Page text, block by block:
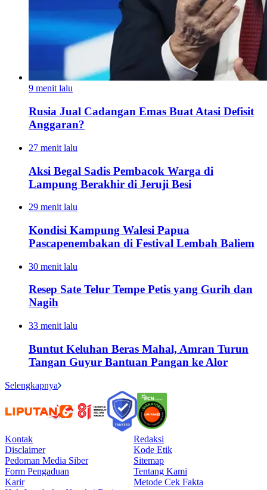
9 menit lalu
Rusia Jual Cadangan Emas Buat Atasi Defisit
Anggaran?
27 menit lalu
Aksi Begal Sadis Pembacok Warga di
Lampung Berakhir di Jeruji Besi
29 menit lalu
Kondisi Kampung Walesi Papua
Pascapenembakan di Festival Lembah Baliem
30 menit lalu
Resep Sate Telur Tempe Petis yang Gurih dan
Nagih
33 menit lalu
Buntut Keluhan Beras Mahal, Amran Turun
Tangan Guyur Bantuan Pangan ke Alor
Selengkapnya
Kontak
Redaksi
Disclaimer
Kode Etik
Pedoman Media Siber
Sitemap
Form Pengaduan
Tentang Kami
Karir
Metode Cek Fakta